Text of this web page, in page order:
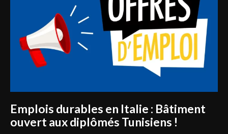
Emplois durables en Italie : Bâtiment
ouvert aux diplômés Tunisiens !